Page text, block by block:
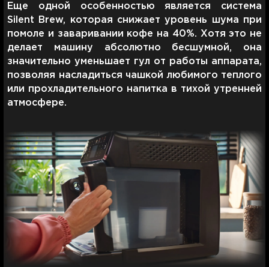
Еще одной особенностью является система
Silent Brew, которая снижает уровень шума при
помоле и заваривании кофе на 40%. Хотя это не
делает машину абсолютно бесшумной, она
значительно уменьшает гул от работы аппарата,
позволяя насладиться чашкой любимого теплого
или прохладительного напитка в тихой утренней
атмосфере.